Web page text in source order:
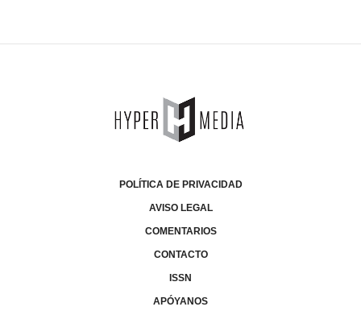
POLÍTICA DE PRIVACIDAD
AVISO LEGAL
COMENTARIOS
CONTACTO
ISSN
APÓYANOS